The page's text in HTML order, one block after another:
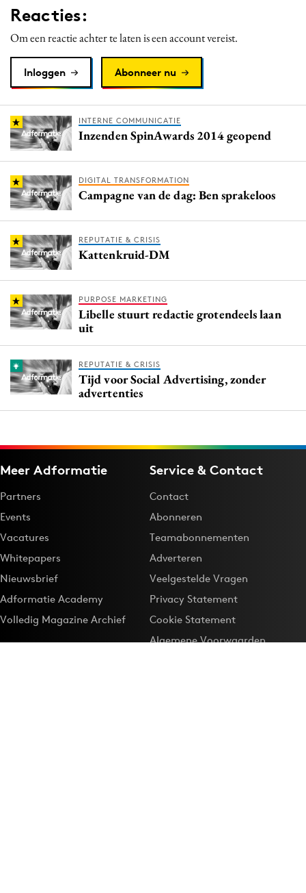
Merkstrategie
Purpose Marketing
Reputatie & crisis
Reacties:
Om een reactie achter te laten is een account vereist.
Inloggen Abonneer nu
INTERNE COMMUNICATIE
Inzenden SpinAwards 2014 geopend
DIGITAL TRANSFORMATION
Campagne van de dag: Ben sprakeloos
REPUTATIE & CRISIS
Kattenkruid-DM
PURPOSE MARKETING
Libelle stuurt redactie grotendeels laan
uit
REPUTATIE & CRISIS
Tijd voor Social Advertising, zonder
advertenties
Meer Adformatie
Partners
Events
Vacatures
Whitepapers
Nieuwsbrief
Adformatie Academy
Volledig Magazine Archief
Service & Contact
Contact
Abonneren
Teamabonnementen
Adverteren
Veelgestelde Vragen
Privacy Statement
Cookie Statement
Algemene Voorwaarden